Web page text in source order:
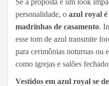
Se a proposta é um look
personalidade, o azul royal
madrinhas de casamento.
esse tom de azul transmite
para cerimônias noturnas ou
como igrejas e salões
Vestidos em azul royal se